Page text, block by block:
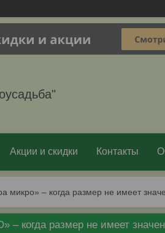
Акции и скидки Контакты
микро» – когда размер не имеет
когда размер не имеет